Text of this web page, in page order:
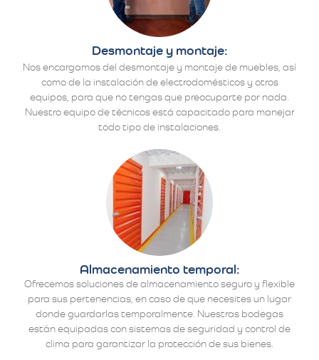
Desmontaje y montaje:
Nos encargamos del desmontaje y montaje de muebles, así
como de la instalación de electrodomésticos y otros
equipos, para que no tengas que preocuparte por nada.
Nuestro equipo de técnicos está capacitado para manejar
todo tipo de instalaciones.
Almacenamiento temporal:
Ofrecemos soluciones de almacenamiento seguro y flexible
para sus pertenencias, en caso de que necesites un lugar
donde guardarlas temporalmente. Nuestras bodegas
están equipadas con sistemas de seguridad y control de
clima para garantizar la protección de sus bienes.